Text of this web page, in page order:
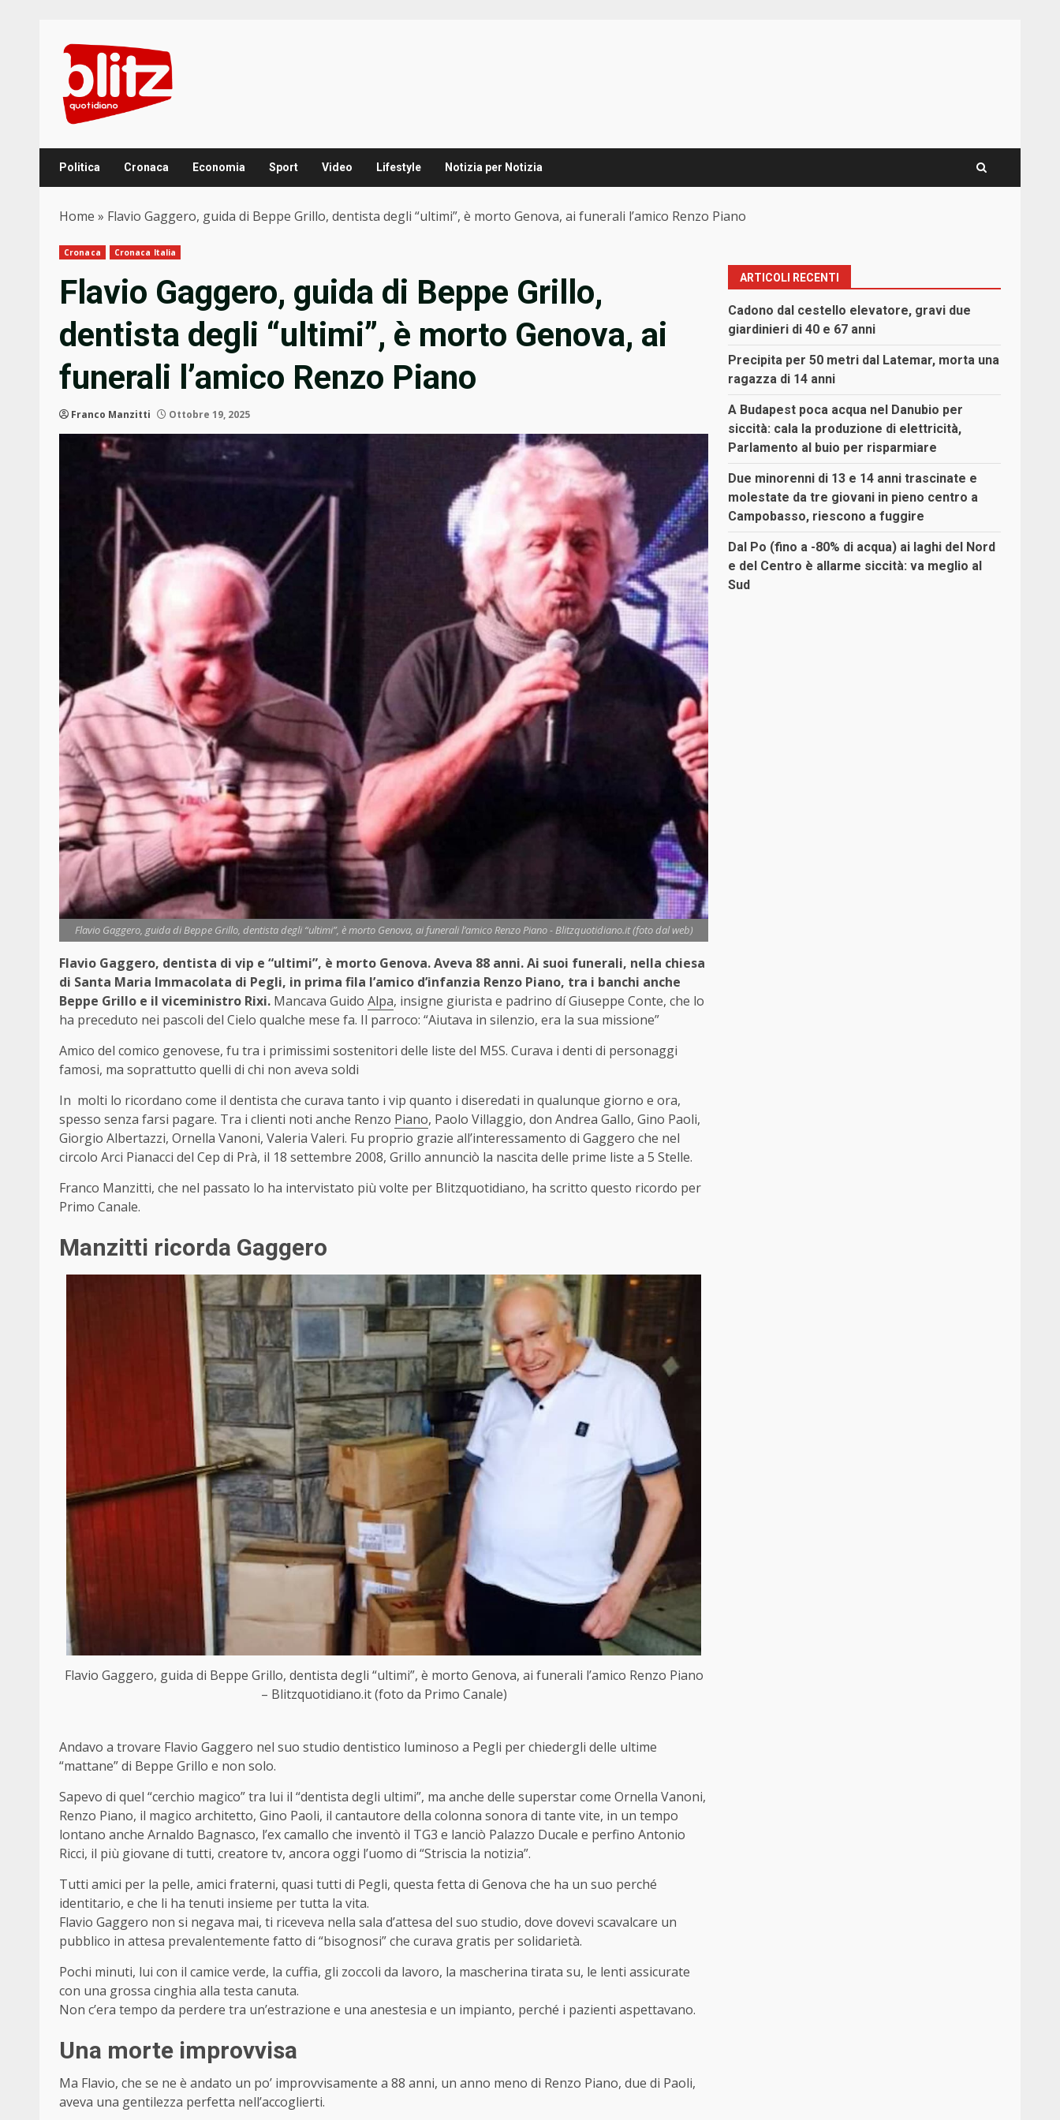
content
Politica Cronaca Economia Sport Video Lifestyle Notizia per Notizia
Home » Flavio Gaggero, guida di Beppe Grillo, dentista degli “ultimi”, è morto Genova, ai funerali l’amico Renzo Piano
Cronaca Cronaca Italia
Flavio Gaggero, guida di Beppe Grillo,
dentista degli “ultimi”, è morto Genova, ai
funerali l’amico Renzo Piano
Franco Manzitti Ottobre 19, 2025
Flavio Gaggero, guida di Beppe Grillo, dentista degli “ultimi”, è morto Genova, ai funerali l’amico Renzo Piano - Blitzquotidiano.it (foto dal web)
Flavio Gaggero, dentista di vip e “ultimi”, è morto Genova. Aveva 88 anni. Ai suoi funerali, nella chiesa
di Santa Maria Immacolata di Pegli, in prima fila l’amico d’infanzia Renzo Piano, tra i banchi anche
Beppe Grillo e il viceministro Rixi. Mancava Guido Alpa, insigne giurista e padrino dí Giuseppe Conte, che lo
ha preceduto nei pascoli del Cielo qualche mese fa. Il parroco: “Aiutava in silenzio, era la sua missione”
Amico del comico genovese, fu tra i primissimi sostenitori delle liste del M5S. Curava i denti di personaggi
famosi, ma soprattutto quelli di chi non aveva soldi
In molti lo ricordano come il dentista che curava tanto i vip quanto i diseredati in qualunque giorno e ora,
spesso senza farsi pagare. Tra i clienti noti anche Renzo Piano, Paolo Villaggio, don Andrea Gallo, Gino Paoli,
Giorgio Albertazzi, Ornella Vanoni, Valeria Valeri. Fu proprio grazie all’interessamento di Gaggero che nel
circolo Arci Pianacci del Cep di Prà, il 18 settembre 2008, Grillo annunciò la nascita delle prime liste a 5 Stelle.
Franco Manzitti, che nel passato lo ha intervistato più volte per Blitzquotidiano, ha scritto questo ricordo per
Primo Canale.
Manzitti ricorda Gaggero
Flavio Gaggero, guida di Beppe Grillo, dentista degli “ultimi”, è morto Genova, ai funerali l’amico Renzo Piano
– Blitzquotidiano.it (foto da Primo Canale)
Andavo a trovare Flavio Gaggero nel suo studio dentistico luminoso a Pegli per chiedergli delle ultime
“mattane” di Beppe Grillo e non solo.
Sapevo di quel “cerchio magico” tra lui il “dentista degli ultimi”, ma anche delle superstar come Ornella Vanoni,
Renzo Piano, il magico architetto, Gino Paoli, il cantautore della colonna sonora di tante vite, in un tempo
lontano anche Arnaldo Bagnasco, l’ex camallo che inventò il TG3 e lanciò Palazzo Ducale e perfino Antonio
Ricci, il più giovane di tutti, creatore tv, ancora oggi l’uomo di “Striscia la notizia”.
Tutti amici per la pelle, amici fraterni, quasi tutti di Pegli, questa fetta di Genova che ha un suo perché
identitario, e che li ha tenuti insieme per tutta la vita.
Flavio Gaggero non si negava mai, ti riceveva nella sala d’attesa del suo studio, dove dovevi scavalcare un
pubblico in attesa prevalentemente fatto di “bisognosi” che curava gratis per solidarietà.
Pochi minuti, lui con il camice verde, la cuffia, gli zoccoli da lavoro, la mascherina tirata su, le lenti assicurate
con una grossa cinghia alla testa canuta.
Non c’era tempo da perdere tra un’estrazione e una anestesia e un impianto, perché i pazienti aspettavano.
Una morte improvvisa
Ma Flavio, che se ne è andato un po’ improvvisamente a 88 anni, un anno meno di Renzo Piano, due di Paoli,
aveva una gentilezza perfetta nell’accoglierti.
ARTICOLI RECENTI
Cadono dal cestello elevatore, gravi due
giardinieri di 40 e 67 anni
Precipita per 50 metri dal Latemar, morta una
ragazza di 14 anni
A Budapest poca acqua nel Danubio per
siccità: cala la produzione di elettricità,
Parlamento al buio per risparmiare
Due minorenni di 13 e 14 anni trascinate e
molestate da tre giovani in pieno centro a
Campobasso, riescono a fuggire
Dal Po (fino a -80% di acqua) ai laghi del Nord
e del Centro è allarme siccità: va meglio al
Sud